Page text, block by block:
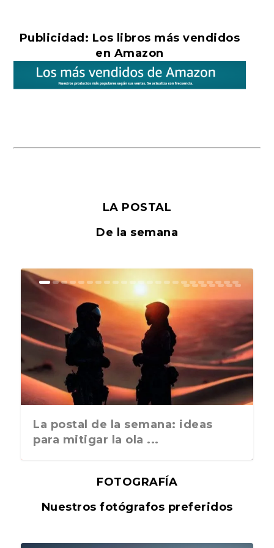
Publicidad: Los libros más vendidos
en Amazon
LA POSTAL
De la semana
La postal de la semana: ideas
para mitigar la ola ...
FOTOGRAFÍA
Nuestros fotógrafos preferidos